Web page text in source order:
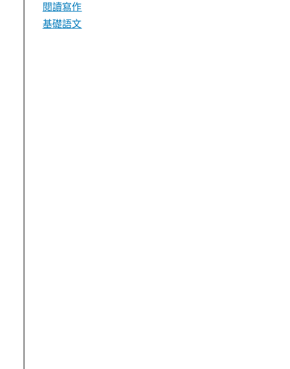
閱讀寫作
基礎語文